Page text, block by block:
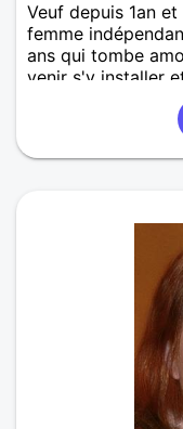
Veuf depuis 1an
femme
ans qui tombe
venir s'y installer
(avec Pacs ou
succession) puis,
enfants. Elle
jardinage, la
expérience)
probable avec les
taureau, ou, à la
les chinois
les années
chèvre 1979 (ou
coq 1981 ou
reviennent tous
mi-février - pour